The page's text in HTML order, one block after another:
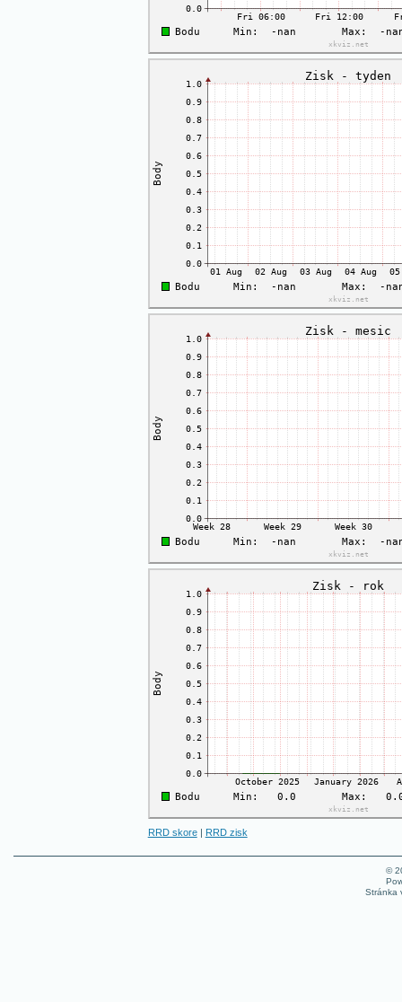
RRD skore| RRD zisk
©
Stránka